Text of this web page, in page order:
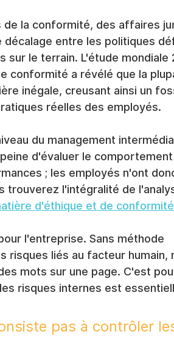
de la conformité, des affaires
entre les politiques
sur le terrain. L'étude mondiale
conformité a révélé que la
inégale, creusant ainsi un
réelles des employés.
du management
d'évaluer le
; les employés n'ont
trouverez l'intégralité de
d'éthique et de conformité
l'entreprise. Sans méthode
liés au facteur humain,
mots sur une page. C'est
risques internes est
pas à contrôler